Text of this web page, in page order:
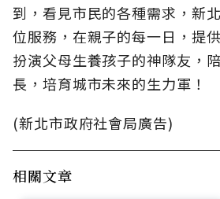
到，看見市民的各種需求，新
位服務，在親子的每一日，提
扮演父母生養孩子的神隊友，
長，培育城市未來的生力軍！
(新北市政府社會局廣告)
相關文章